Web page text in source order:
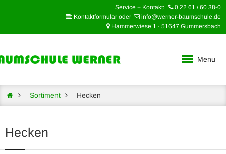
Service + Kontakt:
0 22 61 / 60 38-0
Kontaktformular oder
info@werner-baumschule.de
Hammerwiese 1 · 51647 Gummersbach
Menu
Sortiment Hecken
Hecken